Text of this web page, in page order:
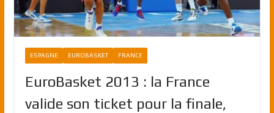
ESPAGNE EUROBASKET FRANCE
EuroBasket 2013 : la France
valide son ticket pour la finale,